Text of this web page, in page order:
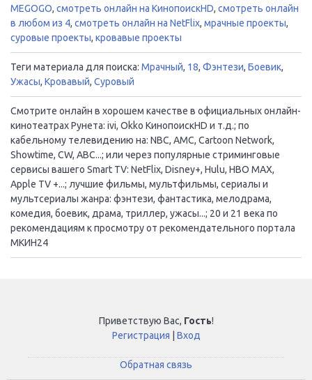
MEGOGO, смотреть онлайн на КинопоискHD, смотреть онлайн
в любом из 4, смотреть онлайн на NetFlix, мрачные проекты,
суровые проекты, кровавые проекты
Теги материала для поиска: Мрачный, 18, Фэнтези, Боевик,
Ужасы, Кровавый, Суровый
Смотрите онлайн в хорошем качестве в официальных онлайн-
кинотеатрах Рунета: ivi, Okko КинопоискHD и т.д.; по
кабельному телевидению на: NBC, AMC, Cartoon Network,
Showtime, CW, ABC...; или через популярные стриминговые
сервисы вашего Smart TV: NetFlix, Disney+, Hulu, HBO MAX,
Apple TV +...; лучшие фильмы, мультфильмы, сериалы и
мультсериалы жанра: фэнтези, фантастика, мелодрама,
комедия, боевик, драма, триллер, ужасы...; 20 и 21 века по
рекомендациям к просмотру от рекомендательного портала
МКИН24
Приветствую Вас, Гость!
Регистрация
Вход
Обратная связь